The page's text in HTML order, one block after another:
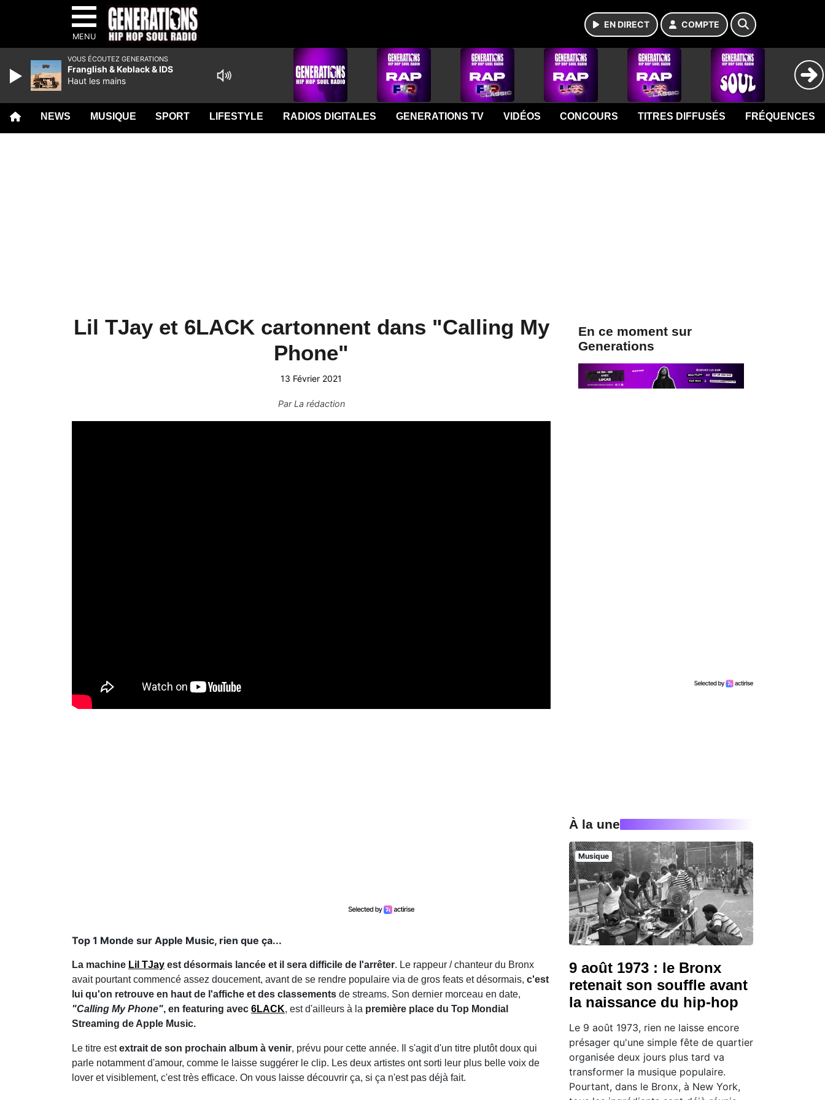
MENU
EN DIRECT COMPTE
NEWS MUSIQUE SPORT LIFESTYLE RADIOS DIGITALES GENERATIONS TV VIDÉOS CONCOURS TITRES DIFFUSÉS FRÉQUENCES
Lil TJay et 6LACK cartonnent dans "Calling My
Phone"
13 Février 2021
ParLa rédaction
Top 1 Monde sur Apple Music, rien que ça...
La machine Lil TJay est désormais lancée et il sera difficile de l'arrêter. Le rappeur / chanteur du Bronx
avait pourtant commencé assez doucement, avant de se rendre populaire via de gros feats et désormais, c'est
lui qu'on retrouve en haut de l'affiche et des classements de streams. Son dernier morceau en date,
"Calling My Phone", en featuring avec 6LACK, est d'ailleurs à la première place du Top Mondial
Streaming de Apple Music.
Le titre estextrait de son prochain album à venir, prévu pour cette année. Il s'agit d'un titre plutôt doux qui
parle notamment d'amour, comme le laisse suggérer le clip. Les deux artistes ont sorti leur plus belle voix de
lover et visiblement, c'est très efficace. On vous laisse découvrir ça, si ça n'est pas déjà fait.
En ce moment sur
Generations
À la une
Musique
9 août 1973 : le Bronx
retenait son souffle avant
la naissance du hip-hop
Le 9 août 1973, rien ne laisse encore
présager qu'une simple fête de quartier
organisée deux jours plus tard va
transformer la musique populaire.
Pourtant, dans le Bronx, à New York,
VOUS ÉCOUTEZ GENERATIONS
Franglish & Keblack & IDS
Haut les mains